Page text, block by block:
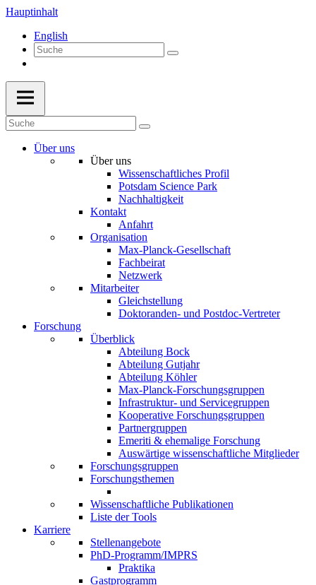
Hauptinhalt
English
Über uns
Über uns
Wissenschaftliches Profil
Potsdam Science Park
Nachhaltigkeit
Kontakt
Anfahrt
Organisation
Max-Planck-Gesellschaft
Fachbeirat
Netzwerk
Mitarbeiter
Gleichstellung
Doktoranden- und Postdoc-Vertreter
Forschung
Überblick
Abteilung Bock
Abteilung Gutjahr
Abteilung Köhler
Max-Planck-Forschungsgruppen
Infrastruktur- und Servicegruppen
Kooperative Forschungsgruppen
Partnergruppen
Emeriti & ehemalige Forschung
Auswärtige wissenschaftliche Mitglieder
Forschungsgruppen
Forschungsthemen
Wissenschaftliche Publikationen
Liste der Tools
Karriere
Stellenangebote
PhD-Programm/IMPRS
Praktika
Gastprogramm